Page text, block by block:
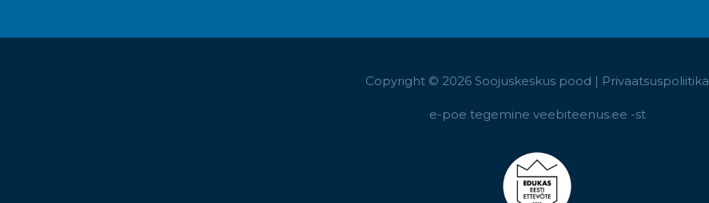
Copyright © 2026 Soojuskeskus pood | Privaatsuspoliitika
e-poe tegemine veebiteenus.ee -st